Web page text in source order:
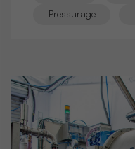
Pressurage